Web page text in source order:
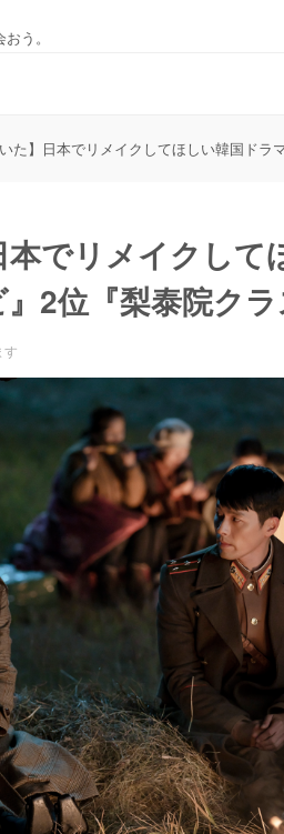
う。
いた】日本でリメイクしてほしい韓国ドラ
本でリメイクして
2位『梨泰院クラ
す